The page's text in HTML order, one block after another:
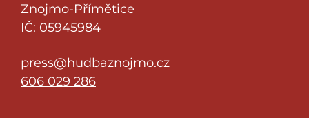
Znojmo-Přímětice
IČ: 05945984
press@hudbaznojmo.cz
606 029 286